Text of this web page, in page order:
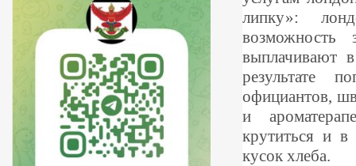
липку»:
возможность
выплачивают
результате
официантов,
и
крутиться и в
кусок хлеба.